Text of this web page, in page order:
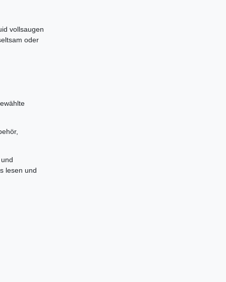
vollsaugen
oder
lesen und